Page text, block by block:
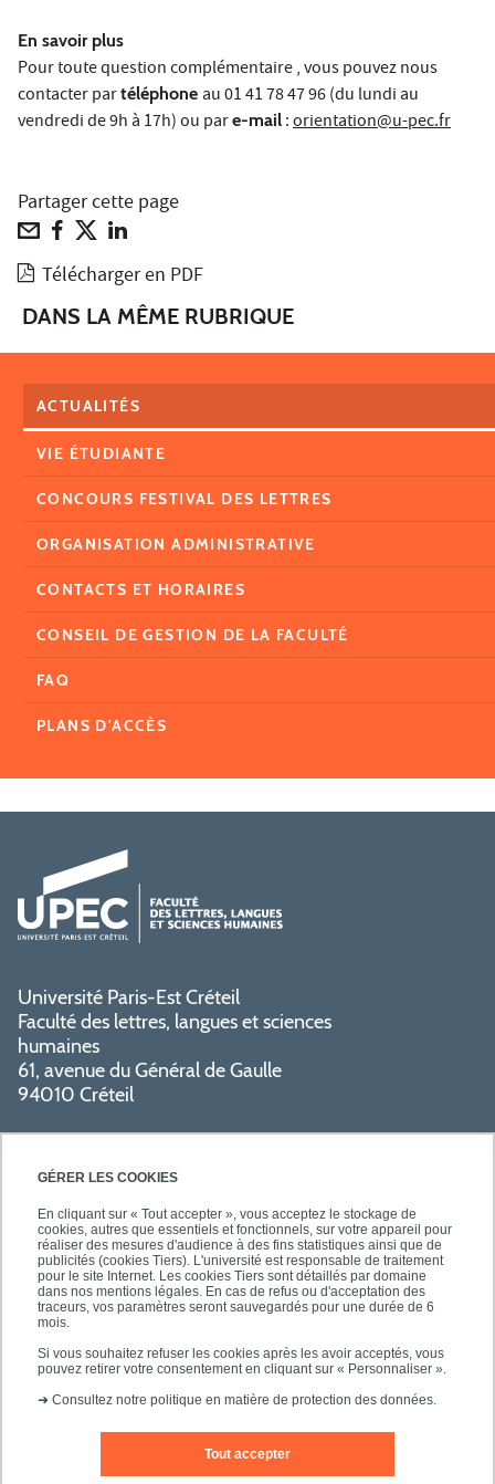
GÉRER LES COOKIES
En cliquant sur « Tout accepter », vous acceptez le stockage de
cookies, autres que essentiels et fonctionnels, sur votre appareil pour
réaliser des mesures d'audience à des fins statistiques ainsi que de
publicités (cookies Tiers). L'université est responsable de traitement
pour le site Internet. Les cookies Tiers sont détaillés par domaine
dans nos mentions légales. En cas de refus ou d'acceptation des
traceurs, vos paramètres seront sauvegardés pour une durée de 6
mois.
Si vous souhaitez refuser les cookies après les avoir acceptés, vous
pouvez retirer votre consentement en cliquant sur « Personnaliser ».
➜ Consultez notre politique en matière de protection des données.
Tout accepter
En savoir plus
Pour toute question complémentaire , vous pouvez nous
contacter partéléphone au 01 41 78 47 96 (du lundi au
vendredi de 9h à 17h) ou pare-mail :orientation@u-pec.fr
Partager cette page
Télécharger en PDF
DANS LA MÊME RUBRIQUE
ACTUALITÉS
VIE ÉTUDIANTE
CONCOURS FESTIVAL DES LETTRES
ORGANISATION ADMINISTRATIVE
CONTACTS ET HORAIRES
CONSEIL DE GESTION DE LA FACULTÉ
FAQ
PLANS D'ACCÈS
Université Paris-Est Créteil
Faculté des lettres, langues et sciences
humaines
61, avenue du Général de Gaulle
94010 Créteil
PRATIQUE
NOS FORMATIONS
Nous contacter